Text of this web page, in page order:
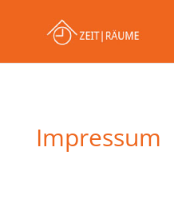
Impressum